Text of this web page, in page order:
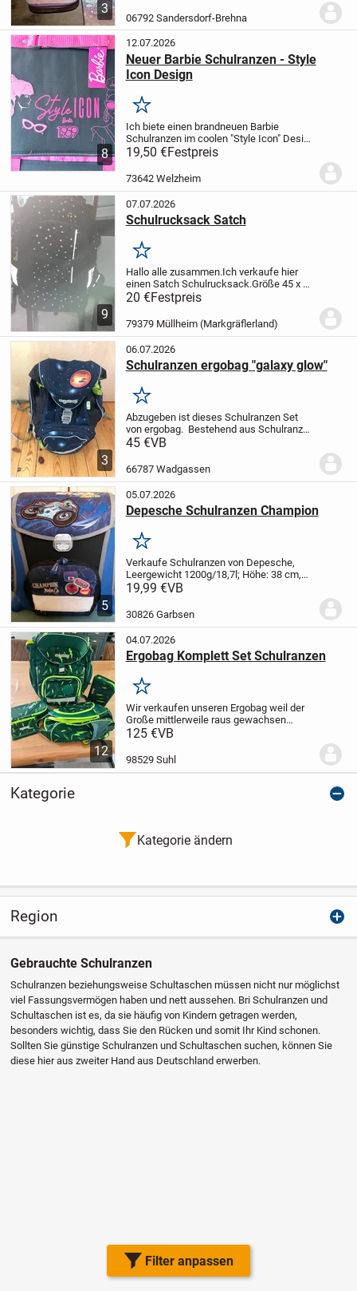
Filter anpassen
3
begleitet dein Kind zuverlässig durch den
Schulalltag....
06792 Sandersdorf-Brehna
8
12.07.2026
Neuer Barbie Schulranzen - Style
Icon Design
Merken
Ich biete einen brandneuen Barbie
Schulranzen im coolen "Style Icon" Design
an. Dieser Ranzen ist perfekt für alle
kleinen Barbie-Fans, die mit Stil in die
Schule gehen möchten. Er ist schwarz
mit...
19,50 €Festpreis
73642 Welzheim
9
07.07.2026
Schulrucksack Satch
Merken
Hallo alle zusammen.Ich verkaufe hier
einen Satch Schulrucksack.Größe 45 x 30
x 22 cm,Gewicht ca. 1.2 Kg.Volumen 30
Eine Vielzahl reflektierender
Elemente bieten zusätzliche Sicherheit
20 €Festpreis
79379 Müllheim (Markgräflerland)
3
06.07.2026
Schulranzen ergobag "galaxy glow"
Merken
Abzugeben ist dieses Schulranzen Set
von ergobag. Bestehend aus Schulranzen
und verschiedenen Regen
verkauft!ZIP Seitentaschen bereits
ZIP für Ranzen...
45 €VB
66787 Wadgassen
5
05.07.2026
Depesche Schulranzen Champion
Merken
Verkaufe Schulranzen von Depesche,
Leergewicht 1200g/18,7l; Höhe: 38 cm,
Breite: 34 cm, Tiefe: 20 cm ohne
Rückenschale mit weicher Polsterung,
19,99 €VB
30826 Garbsen
12
04.07.2026
Ergobag Komplett Set Schulranzen
Merken
Wir verkaufen unseren Ergobag weil der
Große mittlerweile raus gewachsen
ist.der Schulranzen ist in einem guten
nachgekauft werden. Bei Fragen gerne
125 €VB
98529 Suhl
Kategorie
Kategorie ändern
Region
Gebrauchte Schulranzen
Schulranzen beziehungsweise Schultaschen müssen nicht nur möglichst
viel Fassungsvermögen haben und nett aussehen. Bri Schulranzen und
Schultaschen ist es, da sie häufig von Kindern getragen werden,
besonders wichtig, dass Sie den Rücken und somit Ihr Kind schonen.
Sollten Sie günstige Schulranzen und Schultaschen suchen, können Sie
diese hier aus zweiter Hand aus Deutschland erwerben.